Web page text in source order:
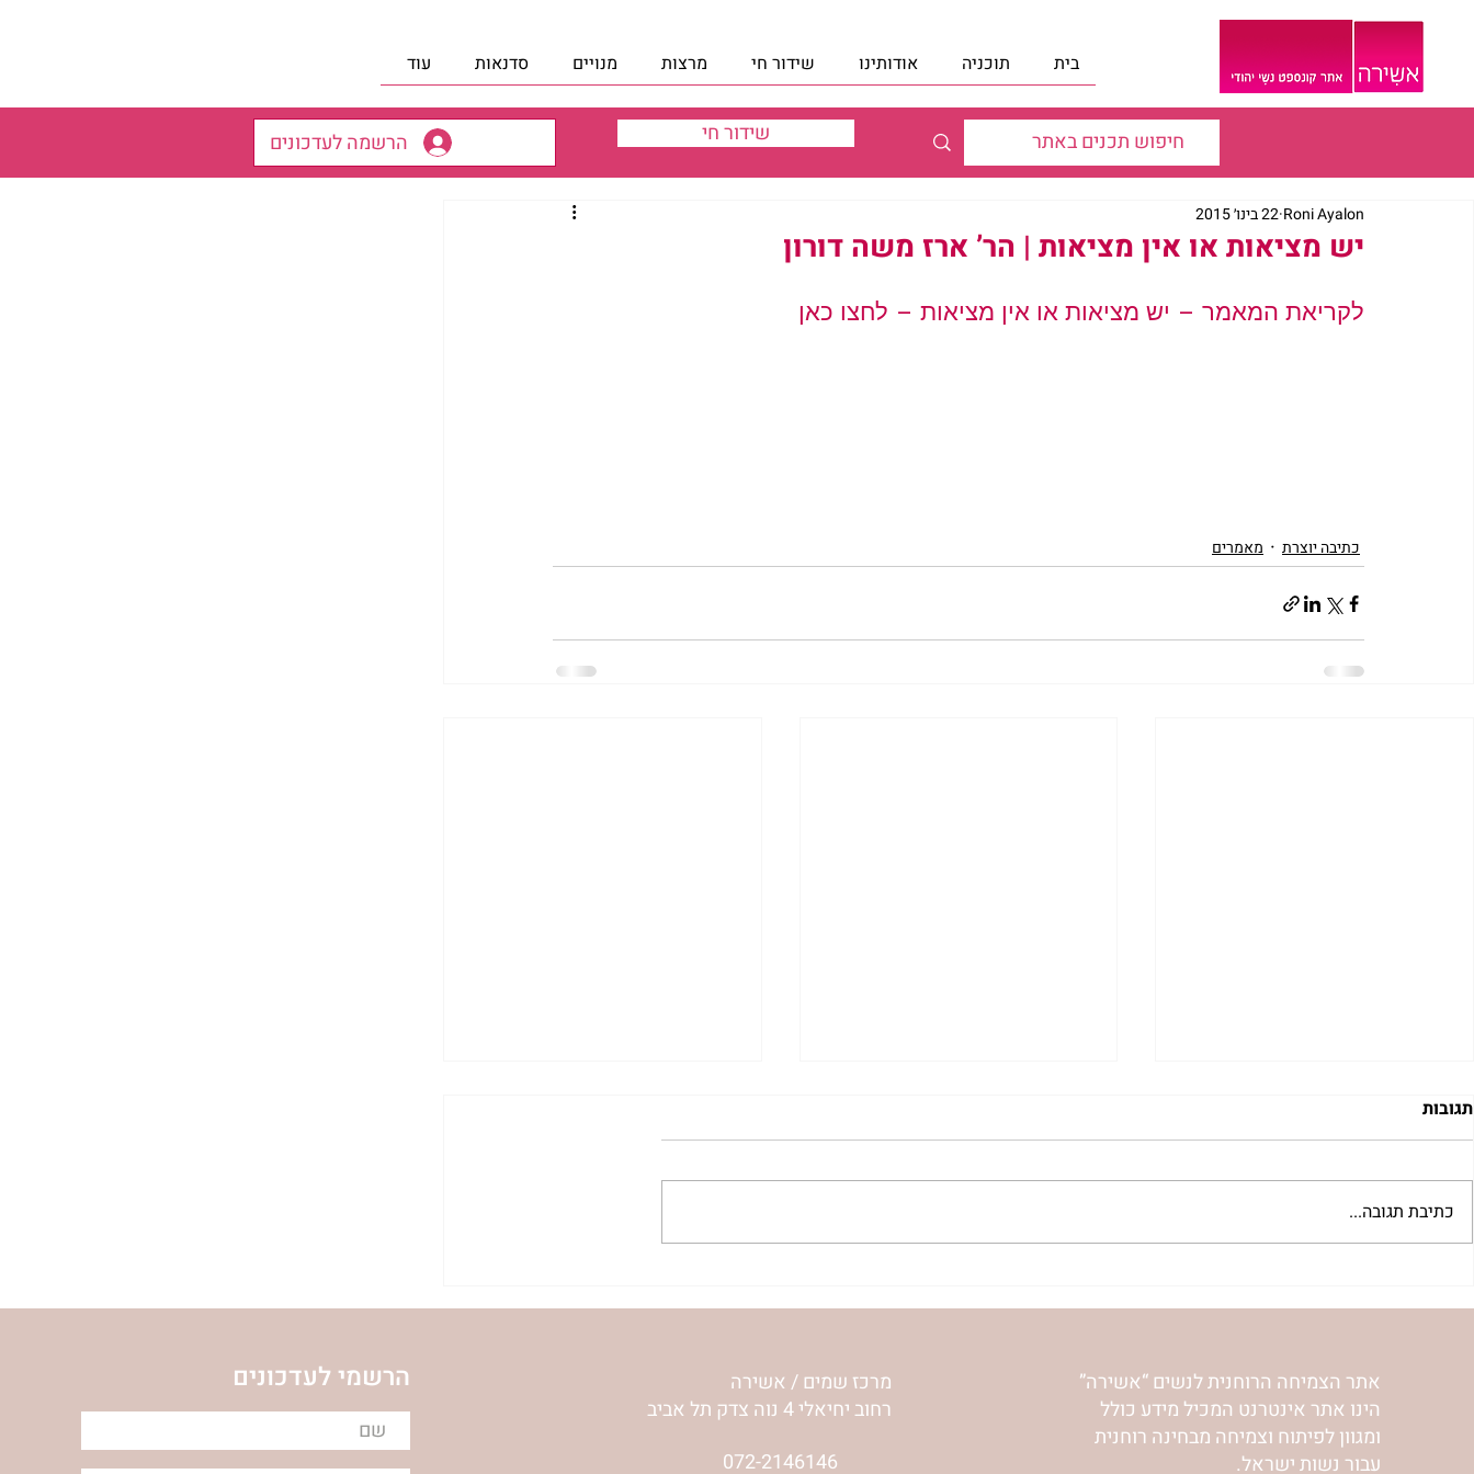
בית תוכניה אודותינו שידור חי מרצות מנויים סדנאות עוד
הרשמה לעדכונים שידור חי
יש מציאות או אין מציאות | הר’ ארז משה דורון
Roni Ayalon 22 בינו׳ 2015
לקריאת המאמר – יש מציאות או אין מציאות – לחצו כאן
כתיבה יוצרת מאמרים
וינשטיין
אפרת בזק
לפרשת שלח | רחל וינשטיין
תגובות
כתיבת תגובה...
הרשמי לעדכונים
מרכז שמים / אשירה
רחוב יחיאלי 4 נוה צדק תל אביב
072-2146146
אתר הצמיחה הרוחנית לנשים “אשירה”
הינו אתר אינטרנט המכיל מידע כולל
ומגוון לפיתוח וצמיחה מבחינה רוחנית
עבור נשות ישראל.